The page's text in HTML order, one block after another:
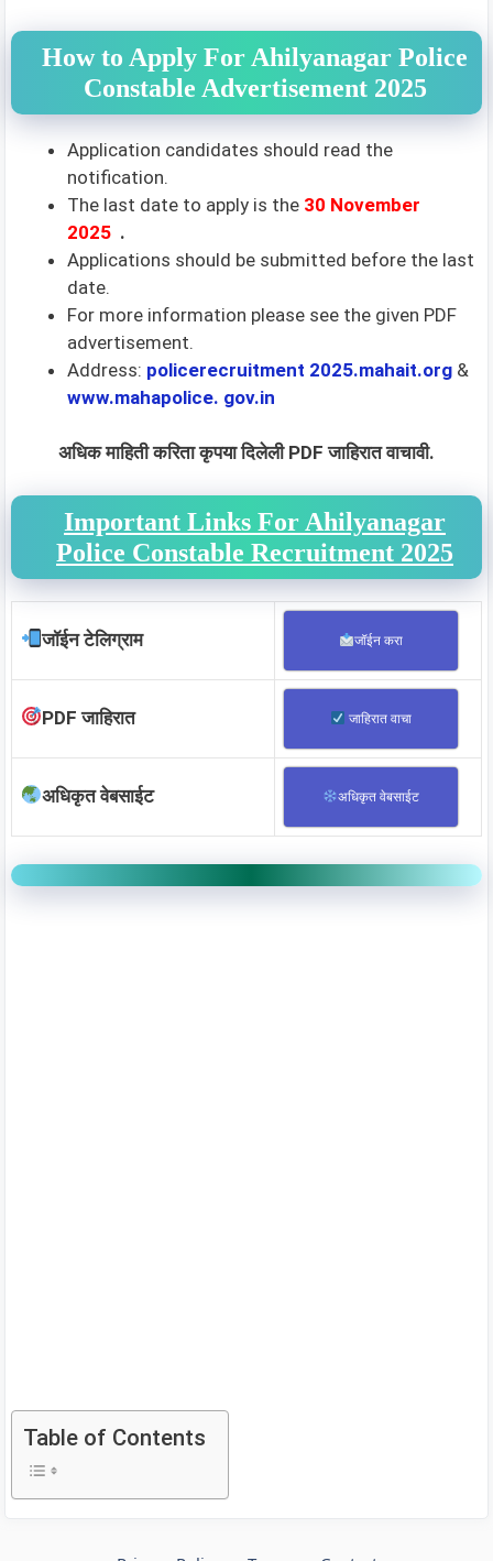
How to Apply For Ahilyanagar Police
Constable Advertisement 2025
Application candidates should read the
notification.
The last date to apply is the 30 November
2025 .
Applications should be submitted before the last
date.
For more information please see the given PDF
advertisement.
Address: policerecruitment 2025.mahait.org &
www.mahapolice. gov.in
अधिक माहिती करिता कृपया दिलेली PDF जाहिरात वाचावी.
Important Links For Ahilyanagar
Police Constable Recruitment 2025
जॉईन टेलिग्राम जॉईन करा
PDF जाहिरात जाहिरात वाचा
अधिकृत वेबसाईट अधिकृत वेबसाईट
Table of Contents